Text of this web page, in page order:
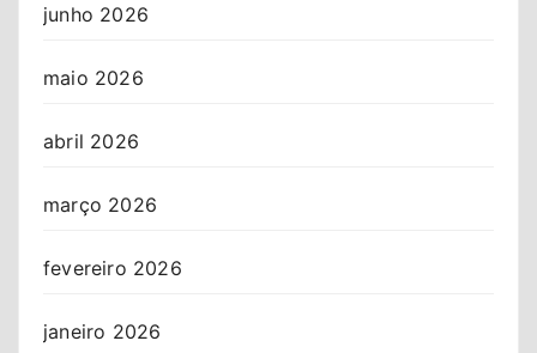
junho 2026
maio 2026
abril 2026
março 2026
fevereiro 2026
janeiro 2026